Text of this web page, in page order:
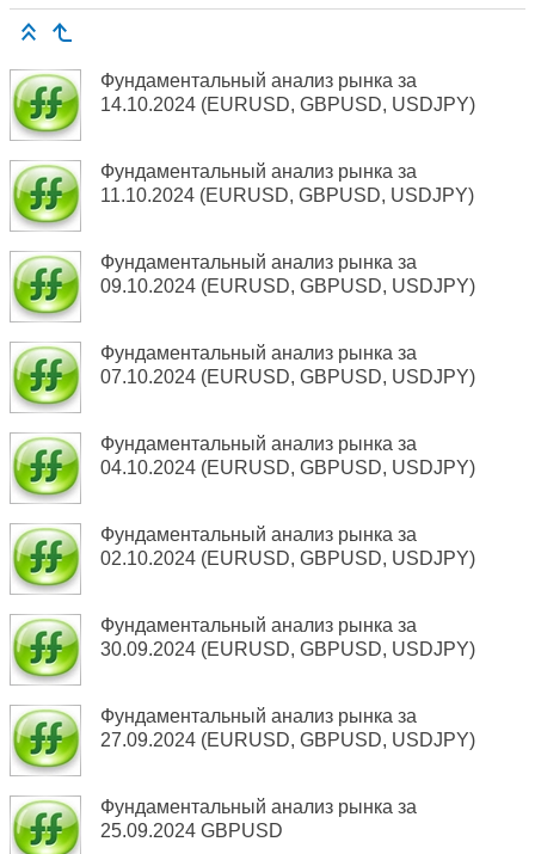
Фундаментальный анализ рынка за
14.10.2024 (EURUSD, GBPUSD, USDJPY)
Фундаментальный анализ рынка за
11.10.2024 (EURUSD, GBPUSD, USDJPY)
Фундаментальный анализ рынка за
09.10.2024 (EURUSD, GBPUSD, USDJPY)
Фундаментальный анализ рынка за
07.10.2024 (EURUSD, GBPUSD, USDJPY)
Фундаментальный анализ рынка за
04.10.2024 (EURUSD, GBPUSD, USDJPY)
Фундаментальный анализ рынка за
02.10.2024 (EURUSD, GBPUSD, USDJPY)
Фундаментальный анализ рынка за
30.09.2024 (EURUSD, GBPUSD, USDJPY)
Фундаментальный анализ рынка за
27.09.2024 (EURUSD, GBPUSD, USDJPY)
Фундаментальный анализ рынка за
25.09.2024 GBPUSD